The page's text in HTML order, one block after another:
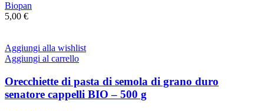
Biopan
5,00 €
Aggiungi alla wishlist
Aggiungi al carrello
Orecchiette di pasta di semola di grano duro
senatore cappelli BIO – 500 g